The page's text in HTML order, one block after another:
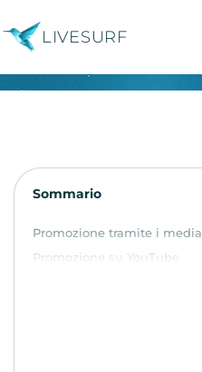
LIVESURF
Sommario
Promozione tramite i media
Promozione su YouTube